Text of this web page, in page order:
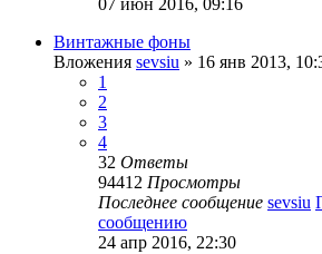
07 июн 2016, 09:16
Винтажные фоны
Вложения sevsiu » 16 янв 2013,
1
2
3
4
32 Ответы
94412 Просмотры
Последнее сообщение sevsiu
сообщению
24 апр 2016, 22:30